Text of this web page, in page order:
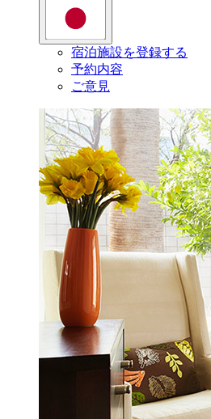
宿泊施設を登録する
予約内容
ご意見